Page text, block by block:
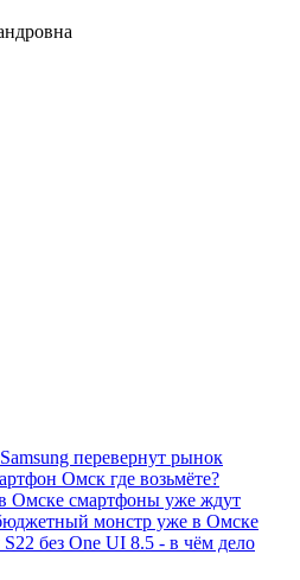
перевернут рынок
Омск где возьмёте?
Омске смартфоны уже ждут
монстр уже в Омске
без One UI 8.5 - в чём дело